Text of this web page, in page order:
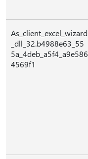
As_client_excel_wizard
_dll_32.b4988e63_55
5a_4deb_a5f4_a9e586
4569f1